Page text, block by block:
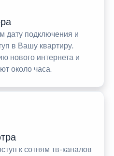
дату подключения и
в Вашу квартиру.
нового интернета и
около часа.
к сотням тв-каналов